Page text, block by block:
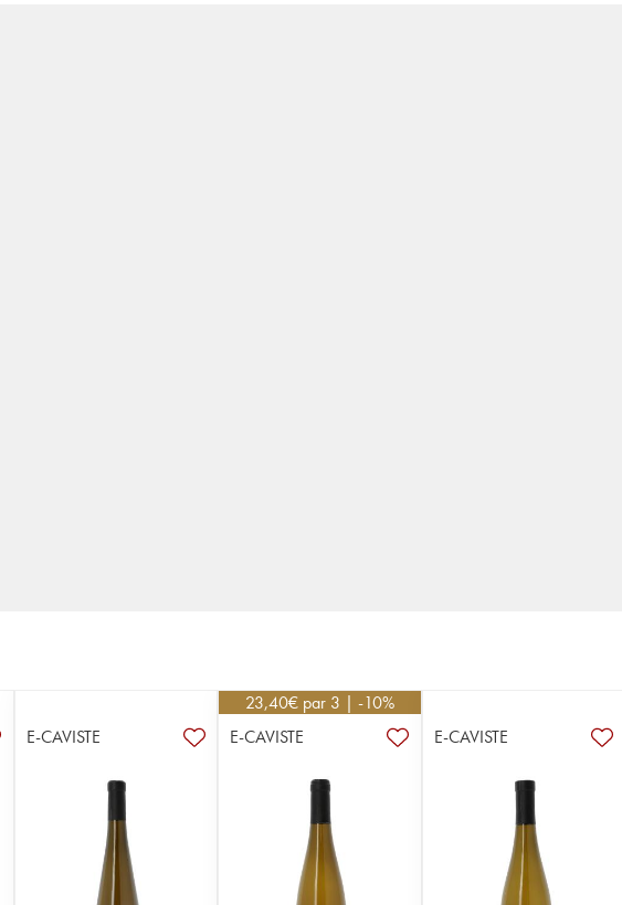
E-CAVISTE
23,40€ par 3 | -10%
E-CAVISTE
E-CAVISTE